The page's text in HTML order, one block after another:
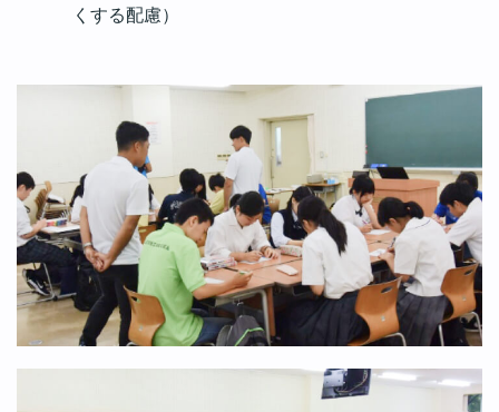
くする配慮）